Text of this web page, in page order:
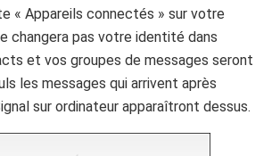
« Appareils connectés » sur votre
changera pas votre identité dans
et vos groupes de messages seront
les messages qui arrivent après
sur ordinateur apparaîtront dessus.